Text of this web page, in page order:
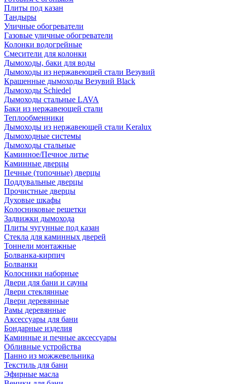
Плиты под казан
Тандыры
Уличные обогреватели
Газовые уличные обогреватели
Колонки водогрейные
Смесители для колонки
Дымоходы, баки для воды
Дымоходы из нержавеющей стали Везувий
Крашенные дымоходы Везувий Black
Дымоходы Schiedel
Дымоходы стальные LAVA
Баки из нержавеющей стали
Теплообменники
Дымоходы из нержавеющей стали Keralux
Дымоходные системы
Дымоходы стальные
Каминное/Печное литье
Каминные дверцы
Печные (топочные) дверцы
Поддувальные дверцы
Прочистные дверцы
Духовые шкафы
Колосниковые решетки
Задвижки дымохода
Плиты чугунные под казан
Стекла для каминных дверей
Тоннели монтажные
Болванка-кирпич
Болванки
Колосники наборные
Двери для бани и сауны
Двери стеклянные
Двери деревянные
Рамы деревянные
Аксессуары для бани
Бондарные изделия
Каминные и печные аксессуары
Обливные устройства
Панно из можжевельника
Текстиль для бани
Эфирные масла